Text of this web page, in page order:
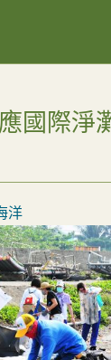
國際淨
洋